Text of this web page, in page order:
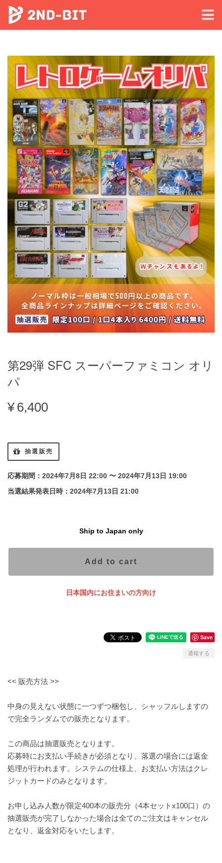
第29弾 SFC スーパーファミコン オリ
パ
¥6,400
抽選販売
応募期間：2024年7月8日 22:00 〜 2024年7月13日 19:00
当選結果発表日時：2024年7月13日 21:00
Ship to Japan only
Add to cart
日本国内にお住まいの方向け
Save
通報する
<< 販売方法 >>
中身の見えない状態に一つずつ梱包し、シャッフルしますの
で完全ランダムでの販売となります。
この商品は抽選販売となります。
応募時にお支払い手続きが必須となり、落選の場合には返金
処理が行われます。システムの仕様上、お支払い方法はクレ
ジットカードのみとなります。
お申し込み人数が限定400本の販売分（4本セットx100口）の
抽選販売が完了しなかった場合は全てのご注文はキャンセル
となり、返金対応をいたします。